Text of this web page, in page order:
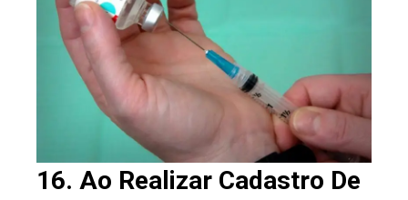
16. Ao Realizar Cadastro De